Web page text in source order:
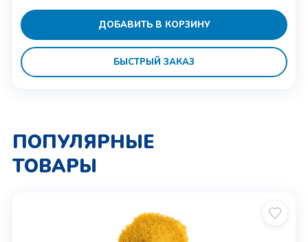
ДОБАВИТЬ В КОРЗИНУ
БЫСТРЫЙ ЗАКАЗ
ПОПУЛЯРНЫЕ
ТОВАРЫ